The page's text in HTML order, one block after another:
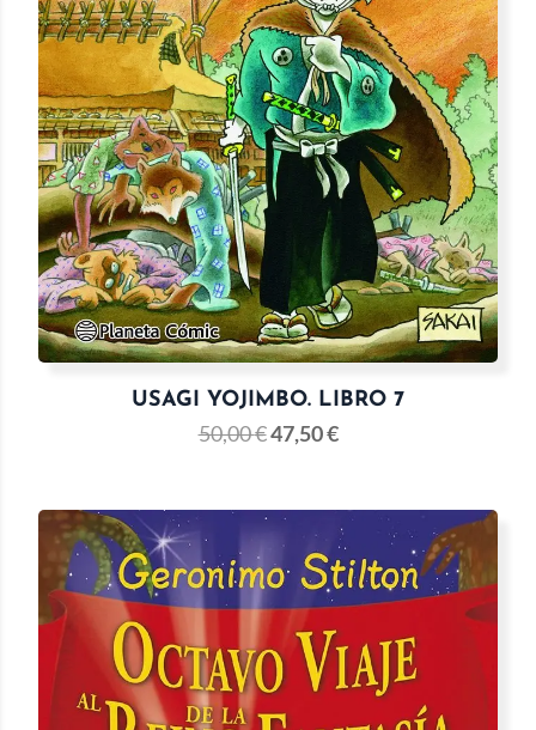
USAGI YOJIMBO. LIBRO 7
50,00€47,50€